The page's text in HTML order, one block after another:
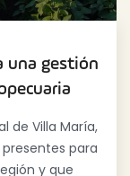
una gestión
de Villa María,
para
y que